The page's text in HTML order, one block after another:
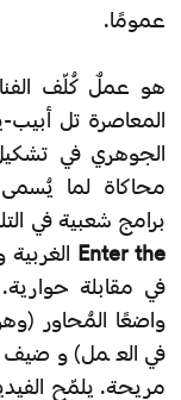
عمومًا.
المعاصرة تل أبيب-
الجوهري في تشكيل
محاكاة لما يُسمى
برامج شعبية في
Enter the
واضعًا المُحاور
في العمل) وضيف
مريحة. يلمّح